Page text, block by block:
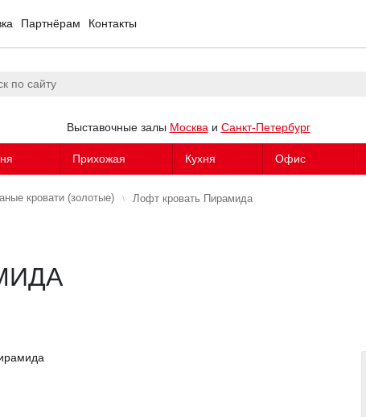
Партнёрам Контакты
Выставочные залы Москва и Санкт-Петербург
Прихожая Кухня Офис
кровати (золотые) Лофт кровать Пирамида